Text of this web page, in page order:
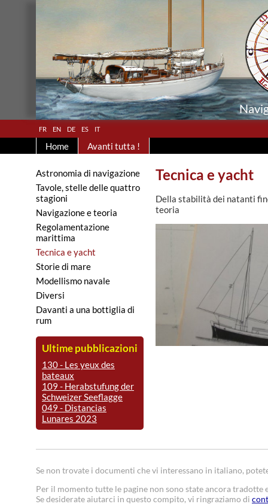
fr en de es
it
Home
Avanti tutta !
Astronomia di navigazione
Tavole, stelle delle quattro
stagioni
Navigazione e teoria
Regolamentazione
marittima
Tecnica e yacht
Storie di mare
Modellismo navale
Diversi
Davanti a una bottiglia di
rum
Ultime pubblicazioni
130 - Les yeux des
bateaux
109 - Herabstufung der
Schweizer Seeflagge
049 - Distancias
Lunares 2023
Tecnica e yacht
Della stabilità dei natanti
teoria
Se non trovate i documenti che vi interessano in italiano,
Per il momento tutte le pagine non sono state ancora tradotte
Se desiderate aiutarci in questo compito, vi ringraziamo di